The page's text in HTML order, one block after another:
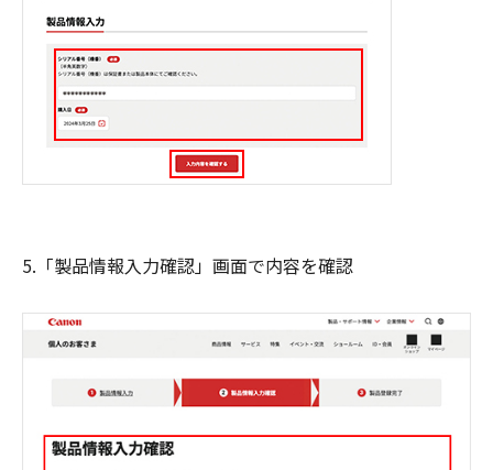
5.「製品情報入力確認」画面で内容を確認